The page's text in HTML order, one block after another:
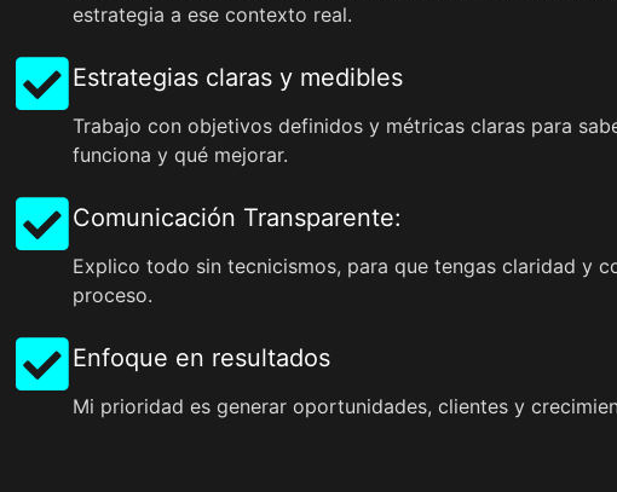
estrategia a ese contexto real.
Estrategias claras y medibles
Trabajo con objetivos definidos y métricas claras para
funciona y qué mejorar.
Comunicación Transparente:
Explico todo sin tecnicismos, para que tengas claridad y
proceso.
Enfoque en resultados
Mi prioridad es generar oportunidades, clientes y